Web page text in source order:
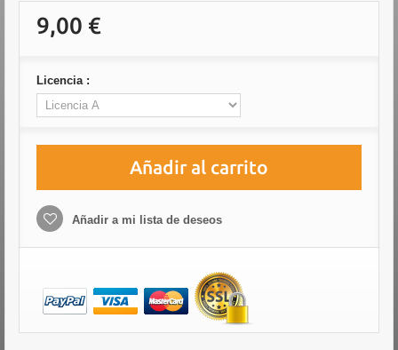
9,00 €
Licencia :
Añadir al carrito
Añadir a mi lista de deseos